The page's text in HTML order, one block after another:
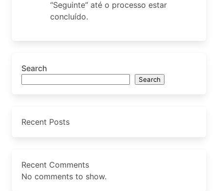
“Seguinte” até o processo estar
concluído.
Search
Search
Recent Posts
Recent Comments
No comments to show.